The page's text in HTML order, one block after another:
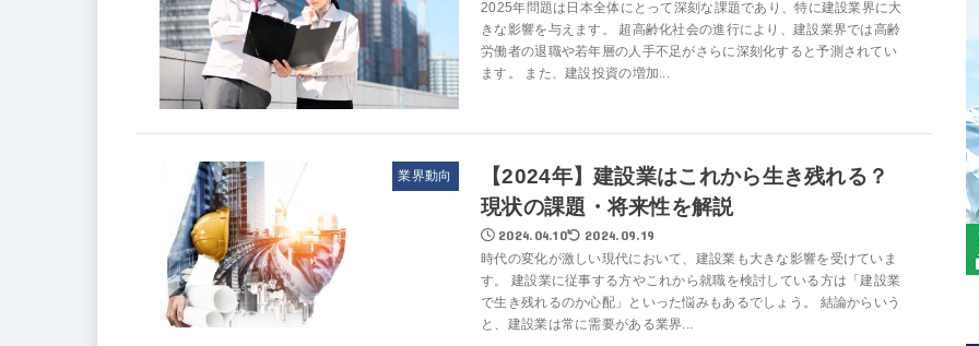
2025年問題は日本全体にとって深刻な課題であり、特に建設業界に大
きな影響を与えます。 超高齢化社会の進行により、建設業界では高齢
労働者の退職や若年層の人手不足がさらに深刻化すると予測されてい
ます。 また、建設投資の増加...
業界動向
【2024年】建設業はこれから生き残れる？
現状の課題・将来性を解説
2024.04.10 2024.09.19
時代の変化が激しい現代において、建設業も大きな影響を受けていま
す。 建設業に従事する方やこれから就職を検討している方は「建設業
で生き残れるのか心配」といった悩みもあるでしょう。 結論からいう
と、建設業は常に需要がある業界...